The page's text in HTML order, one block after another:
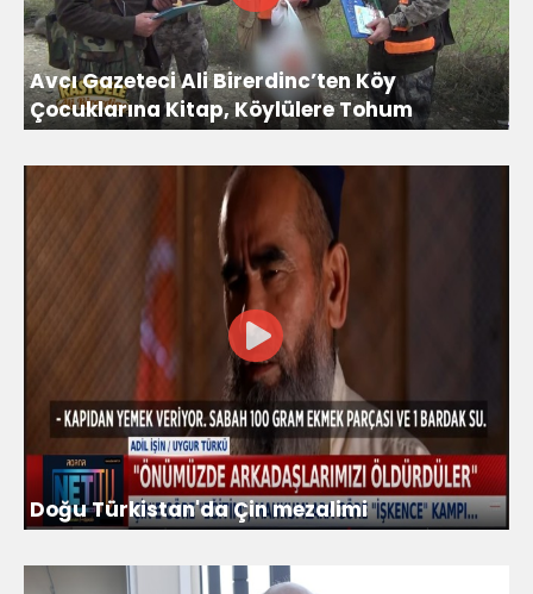
Avcı Gazeteci Ali Birerdinc’ten Köy
Çocuklarına Kitap, Köylülere Tohum
Doğu Türkistan'da Çin mezalimi